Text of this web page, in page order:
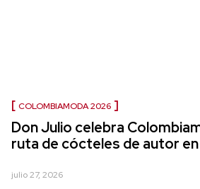
COLOMBIAMODA 2026
Don Julio celebra
ruta de cócteles de autor
julio 27, 2026